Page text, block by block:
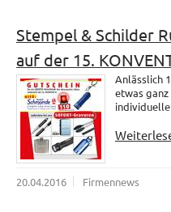
Stempel & Schilder
auf der 15.
Anlässlich
etwas
20.04.2016 Firmennews